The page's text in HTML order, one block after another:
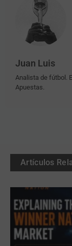
Juan Luis
Analista de fútbol.
Apuestas.
Artículos